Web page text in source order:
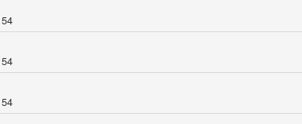
54
54
54